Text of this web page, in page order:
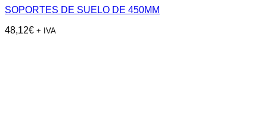
SOPORTES DE SUELO DE 450MM
48,12€ + IVA